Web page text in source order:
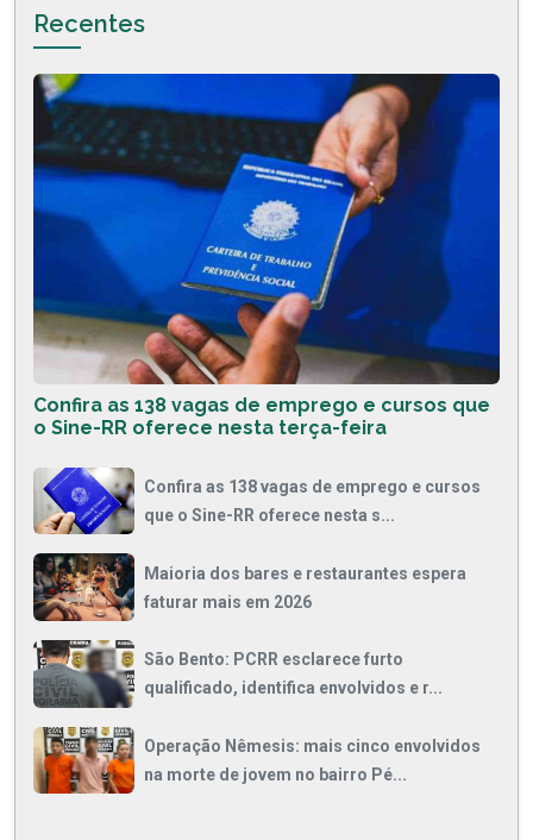
Recentes
Confira as 138 vagas de emprego e cursos que
o Sine-RR oferece nesta terça-feira
Confira as 138 vagas de emprego e cursos
que o Sine-RR oferece nesta s...
Maioria dos bares e restaurantes espera
faturar mais em 2026
São Bento: PCRR esclarece furto
qualificado, identifica envolvidos e r...
Operação Nêmesis: mais cinco envolvidos
na morte de jovem no bairro Pé...